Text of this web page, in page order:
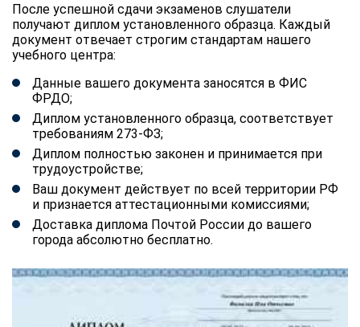
После успешной сдачи экзаменов слушатели
получают диплом установленного образца. Каждый
документ отвечает строгим стандартам нашего
учебного центра:
Данные вашего документа заносятся в ФИС
ФРДО;
Диплом установленного образца, соответствует
требованиям 273-ФЗ;
Диплом полностью законен и принимается при
трудоустройстве;
Ваш документ действует по всей территории РФ
и признается аттестационными комиссиями;
Доставка диплома Почтой России до вашего
города абсолютно бесплатно.